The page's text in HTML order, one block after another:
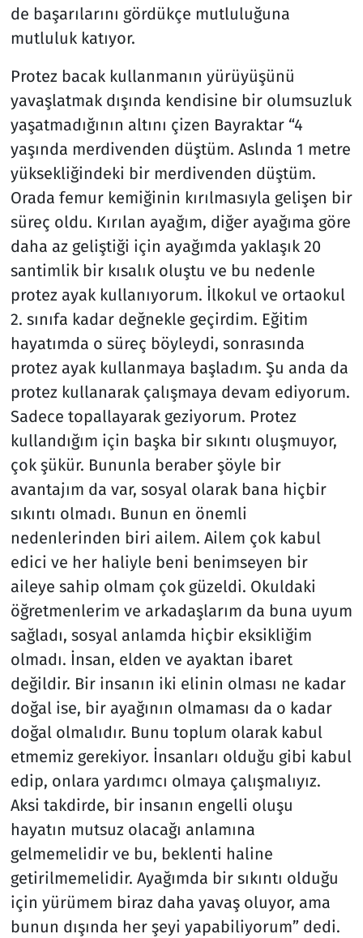
de başarılarını gördükçe mutluluğuna
mutluluk katıyor.
Protez bacak kullanmanın yürüyüşünü
yavaşlatmak dışında kendisine bir olumsuzluk
yaşatmadığının altını çizen Bayraktar “4
yaşında merdivenden düştüm. Aslında 1 metre
yüksekliğindeki bir merdivenden düştüm.
Orada femur kemiğinin kırılmasıyla gelişen bir
süreç oldu. Kırılan ayağım, diğer ayağıma göre
daha az geliştiği için ayağımda yaklaşık 20
santimlik bir kısalık oluştu ve bu nedenle
protez ayak kullanıyorum. İlkokul ve ortaokul
2. sınıfa kadar değnekle geçirdim. Eğitim
hayatımda o süreç böyleydi, sonrasında
protez ayak kullanmaya başladım. Şu anda da
protez kullanarak çalışmaya devam ediyorum.
Sadece topallayarak geziyorum. Protez
kullandığım için başka bir sıkıntı oluşmuyor,
çok şükür. Bununla beraber şöyle bir
avantajım da var, sosyal olarak bana hiçbir
sıkıntı olmadı. Bunun en önemli
nedenlerinden biri ailem. Ailem çok kabul
edici ve her haliyle beni benimseyen bir
aileye sahip olmam çok güzeldi. Okuldaki
öğretmenlerim ve arkadaşlarım da buna uyum
sağladı, sosyal anlamda hiçbir eksikliğim
olmadı. İnsan, elden ve ayaktan ibaret
değildir. Bir insanın iki elinin olması ne kadar
doğal ise, bir ayağının olmaması da o kadar
doğal olmalıdır. Bunu toplum olarak kabul
etmemiz gerekiyor. İnsanları olduğu gibi kabul
edip, onlara yardımcı olmaya çalışmalıyız.
Aksi takdirde, bir insanın engelli oluşu
hayatın mutsuz olacağı anlamına
gelmemelidir ve bu, beklenti haline
getirilmemelidir. Ayağımda bir sıkıntı olduğu
için yürümem biraz daha yavaş oluyor, ama
bunun dışında her şeyi yapabiliyorum” dedi.